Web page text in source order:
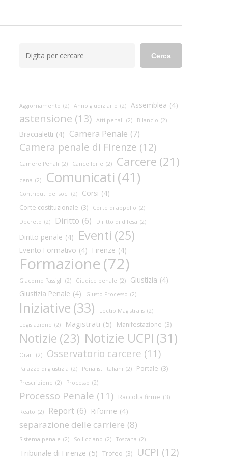
Cerca
Aggiornamento (2) Anno giudiziario (2) Assemblea (4)
astensione (13) Atti penali (2) Bilancio (2)
Braccialetti (4) Camera Penale (7)
Camera penale di Firenze (12)
Camere Penali (2) Cancellerie (2) Carcere (21)
cena (2) Comunicati (41)
Contributi dei soci (2) Corsi (4)
Corte costituzionale (3) Corte di appello (2)
Decreto (2) Diritto (6) Diritto di difesa (2)
Diritto penale (4) Eventi (25)
Evento Formativo (4) Firenze (4)
Formazione(72)
Giacomo Passigli (2) Giudice penale (2) Giustizia (4)
Giustizia Penale (4) Giusto Processo (2)
Iniziative (33) Lectio Magistralis (2)
Legislazione (2) Magistrati (5) Manifestazione (3)
Notizie (23) Notizie UCPI (31)
Orari (2) Osservatorio carcere (11)
Palazzo di giustizia (2) Penalisti italiani (2) Portale (3)
Prescrizione (2) Processo (2)
Processo Penale (11) Raccolta firme (3)
Reato (2) Report (6) Riforme (4)
separazione delle carriere (8)
Sistema penale (2) Sollicciano (2) Toscana (2)
Tribunale di Firenze (5) Trofeo (3) UCPI (12)